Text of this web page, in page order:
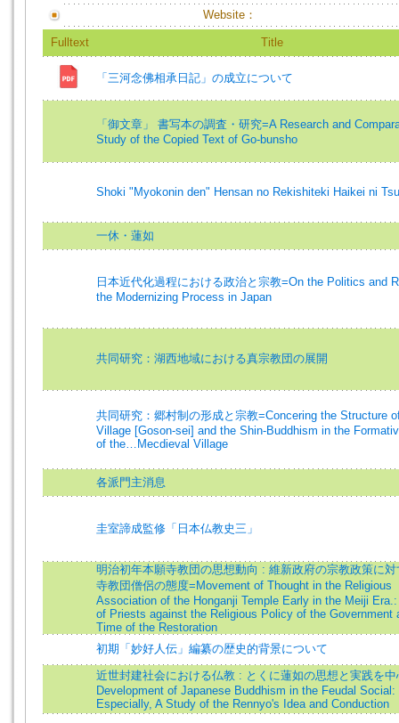
Website：
Fulltext Title
「三河念佛相承日記」の成立について
「御文章」 書写本の調査・研究=A Research and
Study of the Copied Text of Go-bunsho
Shoki "Myokonin den" Hensan no Rekishiteki Haikei ni
一休・蓮如
日本近代化過程における政治と宗教=On the Politics and
the Modernizing Process in Japan
共同研究：湖西地域における真宗教団の展開
共同研究：郷村制の形成と宗教=Concering the Structure
Village [Goson-sei] and the Shin-Buddhism in the
of the…Mecdieval Village
各派門主消息
圭室諦成監修「日本仏教史三」
明治初年本願寺教団の思想動向 : 維新政府の宗教政策に
寺教団僧侶の態度=Movement of Thought in the Religious
Association of the Honganji Temple Early in the Meiji
of Priests against the Religious Policy of the Government
Time of the Restoration
初期「妙好人伝」編纂の歴史的背景について
近世封建社会における仏教 : とくに蓮如の思想と実践を
Development of Japanese Buddhism in the Feudal Social:
Especially, A Study of the Rennyo's Idea and Conduction